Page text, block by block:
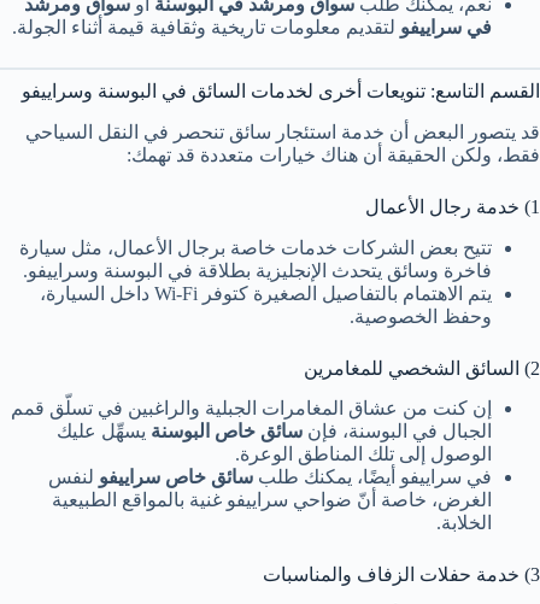
نعم، يمكنك طلب سواق ومرشد في البوسنة أو سواق ومرشد
في سراييفو لتقديم معلومات تاريخية وثقافية قيمة أثناء الجولة.
القسم التاسع: تنويعات أخرى لخدمات السائق في البوسنة وسراييفو
قد يتصور البعض أن خدمة استئجار سائق تنحصر في النقل السياحي
فقط، ولكن الحقيقة أن هناك خيارات متعددة قد تهمك:
1) خدمة رجال الأعمال
تتيح بعض الشركات خدمات خاصة برجال الأعمال، مثل سيارة
فاخرة وسائق يتحدث الإنجليزية بطلاقة في البوسنة وسراييفو.
يتم الاهتمام بالتفاصيل الصغيرة كتوفر Wi-Fi داخل السيارة،
وحفظ الخصوصية.
2) السائق الشخصي للمغامرين
إن كنت من عشاق المغامرات الجبلية والراغبين في تسلّق قمم
الجبال في البوسنة، فإن سائق خاص البوسنة يسهِّل عليك
الوصول إلى تلك المناطق الوعرة.
في سراييفو أيضًا، يمكنك طلب سائق خاص سراييفو لنفس
الغرض، خاصة أنّ ضواحي سراييفو غنية بالمواقع الطبيعية
الخلابة.
3) خدمة حفلات الزفاف والمناسبات